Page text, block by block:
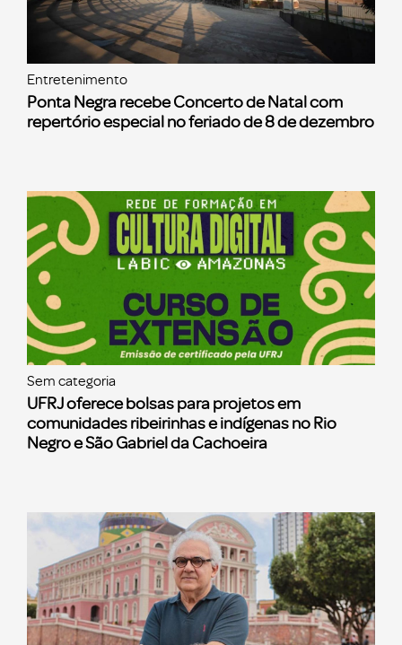
Entretenimento
Ponta Negra recebe Concerto de Natal com
repertório especial no feriado de 8 de dezembro
Sem categoria
UFRJ oferece bolsas para projetos em
comunidades ribeirinhas e indígenas no Rio
Negro e São Gabriel da Cachoeira